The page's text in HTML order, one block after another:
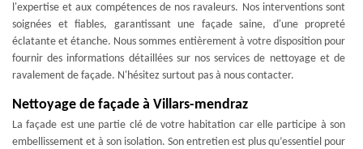
l'expertise et aux compétences de nos ravaleurs. Nos interventions sont
soignées et fiables, garantissant une façade saine, d'une propreté
éclatante et étanche. Nous sommes entièrement à votre disposition pour
fournir des informations détaillées sur nos services de nettoyage et de
ravalement de façade. N'hésitez surtout pas à nous contacter.
Nettoyage de façade à Villars-mendraz
La façade est une partie clé de votre habitation car elle participe à son
embellissement et à son isolation. Son entretien est plus qu’essentiel pour